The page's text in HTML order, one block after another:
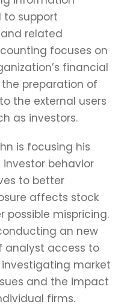
to support
related
focuses on
financial
preparation of
the external users
as investors.
is focusing his
behavior
to better
affects stock
possible mispricing.
an new
analyst access to
market
and the impact
firms.